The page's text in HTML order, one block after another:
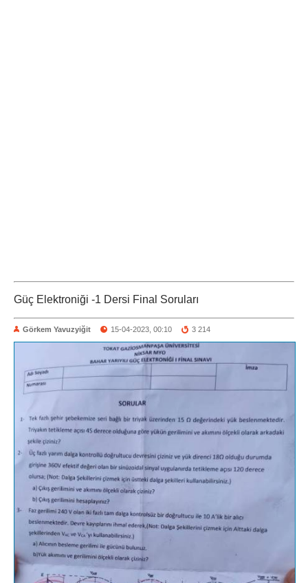
Güç Elektroniği -1 Dersi Final Soruları
Görkem Yavuzyiğit 15-04-2023, 00:10 3 214